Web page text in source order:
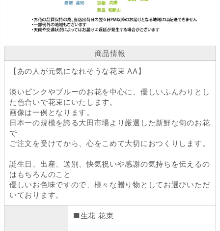
商品情報
【あの人が元気になれそうな花束 AA】
淡いピンクやブルーのお花を中心に、優しいふんわりとし
た色合いで花束にいたします。
画像は一例となります。
日本一の規模を誇る大田市場より厳選した新鮮な旬のお花
で
ご注文を受けてから、心をこめて大切におつくりします。
誕生日、出産、送別、快気祝いや感謝の気持ちを伝えるの
はもちろんのこと
優しいお色味ですので、様々な贈り物としてお選びいただ
いております。
■生花 花束